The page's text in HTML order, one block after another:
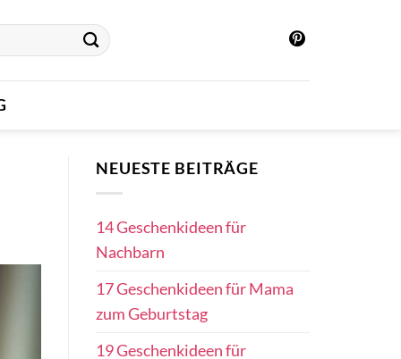
NEUESTE BEITRÄGE
14 Geschenkideen für
Nachbarn
17 Geschenkideen für Mama
zum Geburtstag
19 Geschenkideen für